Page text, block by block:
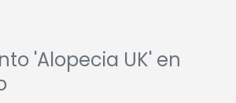
'Alopecia UK' en